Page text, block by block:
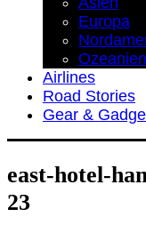
Europa
Ozeanien
Airlines
Road Stories
Gear &
east-hotel-
23